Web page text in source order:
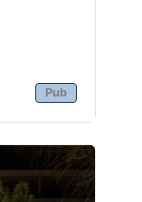
Pub